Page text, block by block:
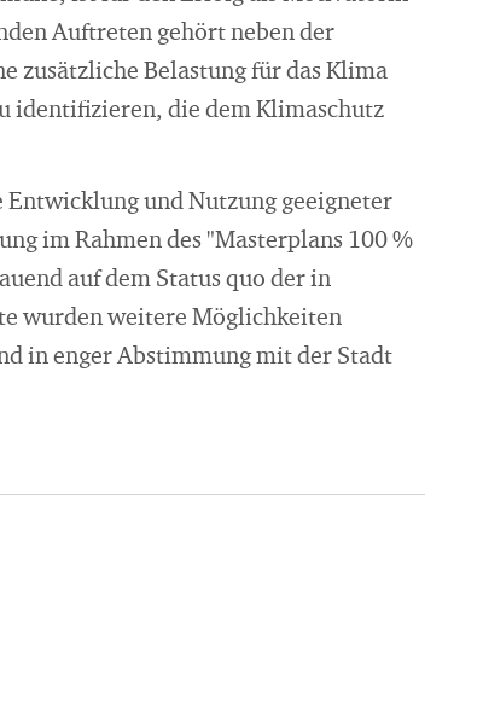
Auftreten gehört neben der
zusätzliche Belastung für das Klima
identifizieren, die dem Klimaschutz
und Nutzung geeigneter
im Rahmen des "Masterplans 100 %
auf dem Status quo der in
wurden weitere Möglichkeiten
in enger Abstimmung mit der Stadt